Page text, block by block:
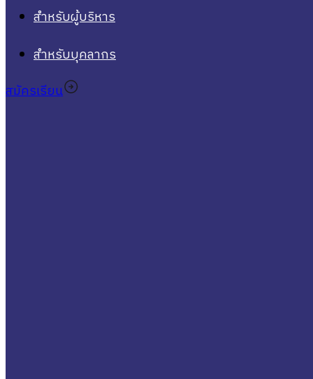
สำหรับผู้บริหาร
สำหรับบุคลากร
สมัครเรียน